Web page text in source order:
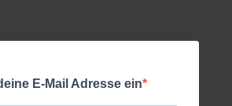
E-Mail Adresse ein